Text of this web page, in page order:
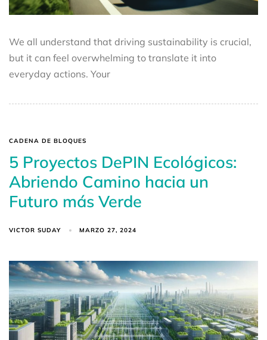
We all understand that driving sustainability is crucial,
but it can feel overwhelming to translate it into
everyday actions. Your
CADENA DE BLOQUES
5 Proyectos DePIN Ecológicos:
Abriendo Camino hacia un
Futuro más Verde
VICTOR SUDAY MARZO 27, 2024